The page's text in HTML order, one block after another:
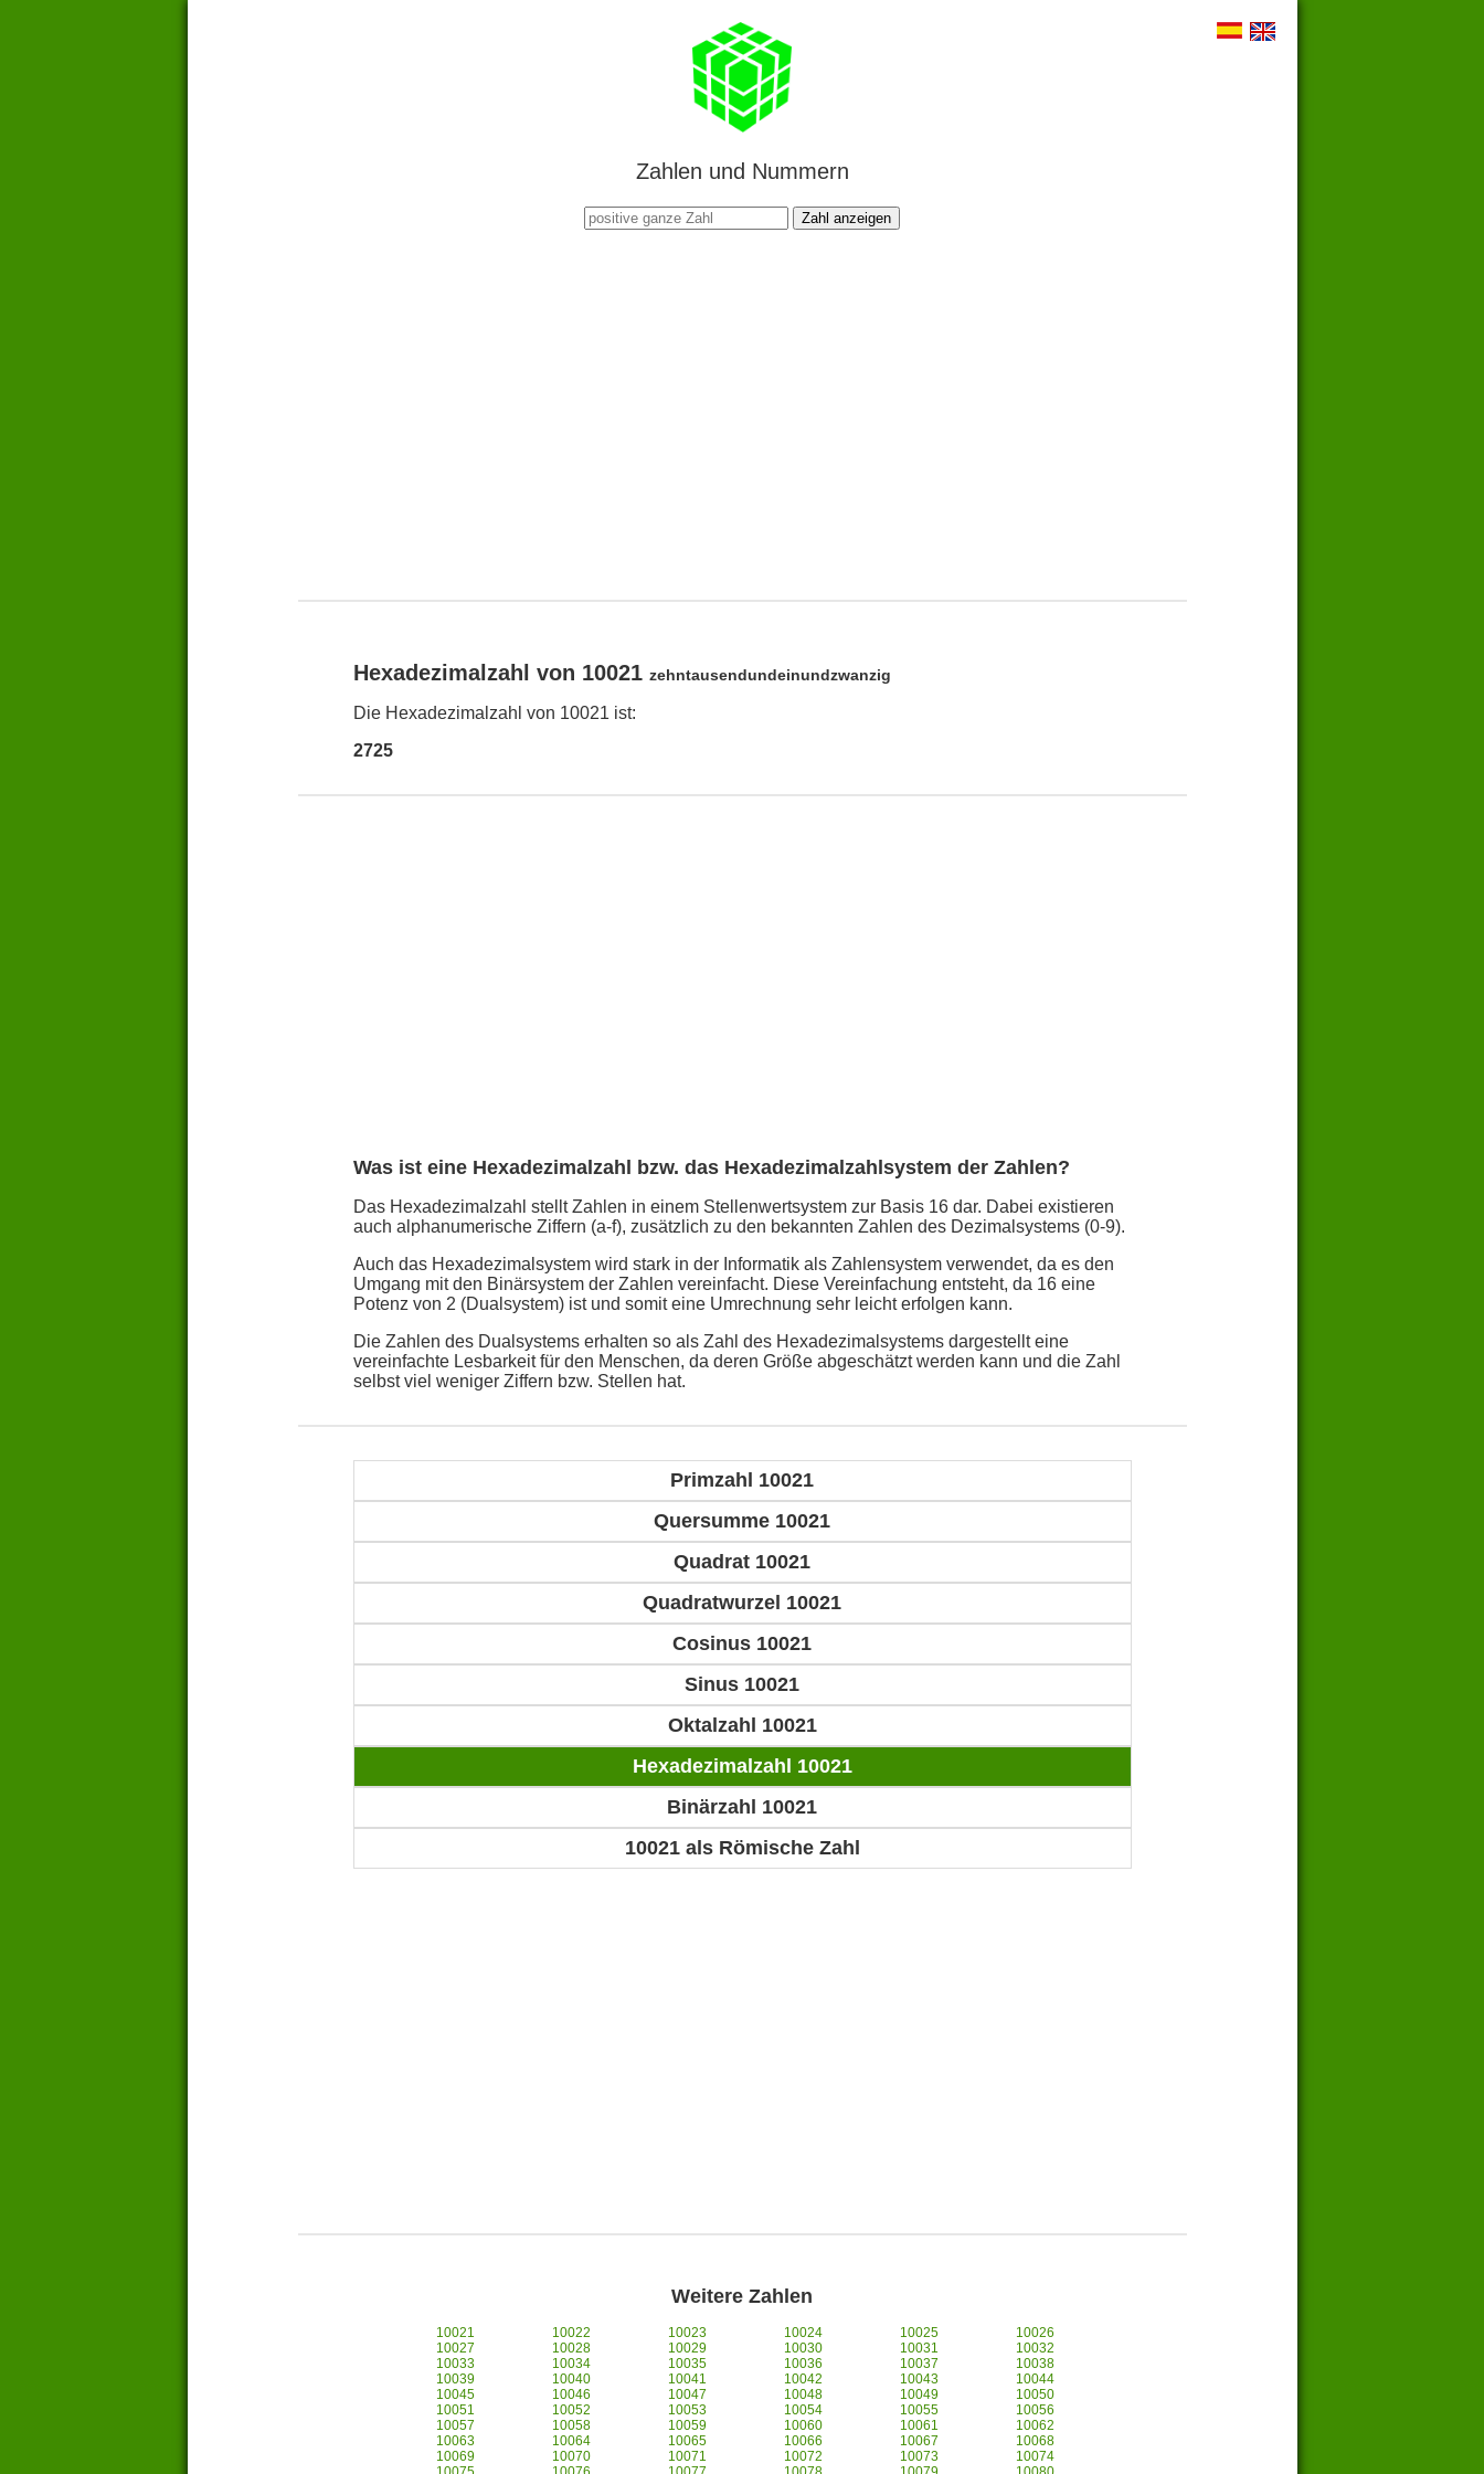
Zahlen und Nummern
Zahl anzeigen
Hexadezimalzahl von 10021 zehntausendundeinundzwanzig
Die Hexadezimalzahl von 10021 ist:
2725
Was ist eine Hexadezimalzahl bzw. das Hexadezimalzahlsystem der Zahlen?
Das Hexadezimalzahl stellt Zahlen in einem Stellenwertsystem zur Basis 16 dar. Dabei existieren
auch alphanumerische Ziffern (a-f), zusätzlich zu den bekannten Zahlen des Dezimalsystems (0-9).
Auch das Hexadezimalsystem wird stark in der Informatik als Zahlensystem verwendet, da es den
Umgang mit den Binärsystem der Zahlen vereinfacht. Diese Vereinfachung entsteht, da 16 eine
Potenz von 2 (Dualsystem) ist und somit eine Umrechnung sehr leicht erfolgen kann.
Die Zahlen des Dualsystems erhalten so als Zahl des Hexadezimalsystems dargestellt eine
vereinfachte Lesbarkeit für den Menschen, da deren Größe abgeschätzt werden kann und die Zahl
selbst viel weniger Ziffern bzw. Stellen hat.
Primzahl 10021
Quersumme 10021
Quadrat 10021
Quadratwurzel 10021
Cosinus 10021
Sinus 10021
Oktalzahl 10021
Hexadezimalzahl 10021
Binärzahl 10021
10021 als Römische Zahl
Weitere Zahlen
10021 10022 10023 10024 10025
10026
10027
10028 10029 10030 10031
10032
10033
10034 10035 10036 10037
10038
10039
10040 10041 10042 10043
10044
10045
10046 10047 10048 10049
10050
10051
10052 10053 10054 10055
10056
10057
10058 10059 10060 10061
10062
10063
10064 10065 10066 10067
10068
10069
10070 10071 10072 10073
10074